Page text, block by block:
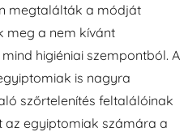
megtalálták a módját
meg a nem kívánt
higiéniai szempontból. A
is nagyra
szőrtelenítés feltalálóinak
az egyiptomiak számára a